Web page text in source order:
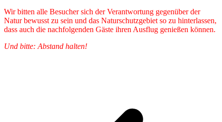
Wir bitten alle Besucher sich der Verantwortung gegenüber der
Natur bewusst zu sein und das Naturschutzgebiet so zu hinterlassen,
dass auch die nachfolgenden Gäste ihren Ausflug genießen können.
Und bitte: Abstand halten!